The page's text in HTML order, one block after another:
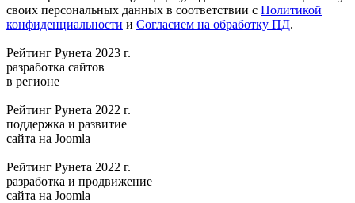
своих персональных данных в соответствии с Политикой
конфиденциальности и Согласием на обработку ПД.
Рейтинг Рунета 2023 г.
разработка сайтов
в регионе
Рейтинг Рунета 2022 г.
поддержка и развитие
сайта на Joomla
Рейтинг Рунета 2022 г.
разработка и продвижение
сайта на Joomla